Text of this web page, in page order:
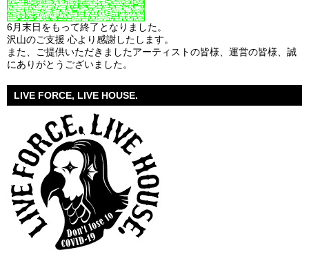
6月末日をもって終了となりました。
沢山のご支援 心より感謝したします。
また、ご提供いただきましたアーティストの皆様、運営の皆様、誠
にありがとうございました。
LIVE FORCE, LIVE HOUSE.